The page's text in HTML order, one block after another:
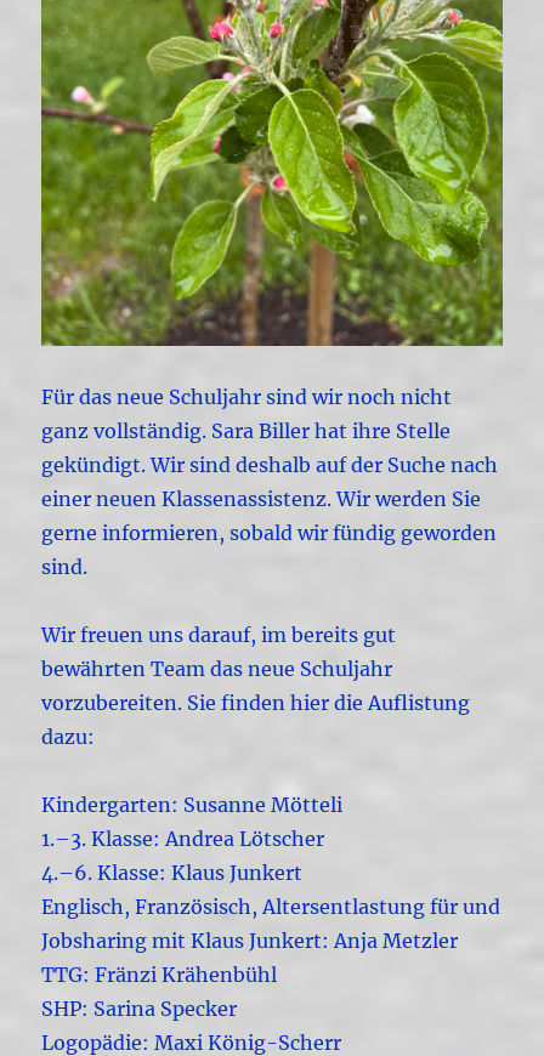
Für das neue Schuljahr sind wir noch nicht
ganz vollständig. Sara Biller hat ihre Stelle
gekündigt. Wir sind deshalb auf der Suche nach
einer neuen Klassenassistenz. Wir werden Sie
gerne informieren, sobald wir fündig geworden
sind.
Wir freuen uns darauf, im bereits gut
bewährten Team das neue Schuljahr
vorzubereiten. Sie finden hier die Auflistung
dazu:
Kindergarten: Susanne Mötteli
1.–3. Klasse: Andrea Lötscher
4.–6. Klasse: Klaus Junkert
Englisch, Französisch, Altersentlastung für und
Jobsharing mit Klaus Junkert: Anja Metzler
TTG: Fränzi Krähenbühl
SHP: Sarina Specker
Logopädie: Maxi König-Scherr